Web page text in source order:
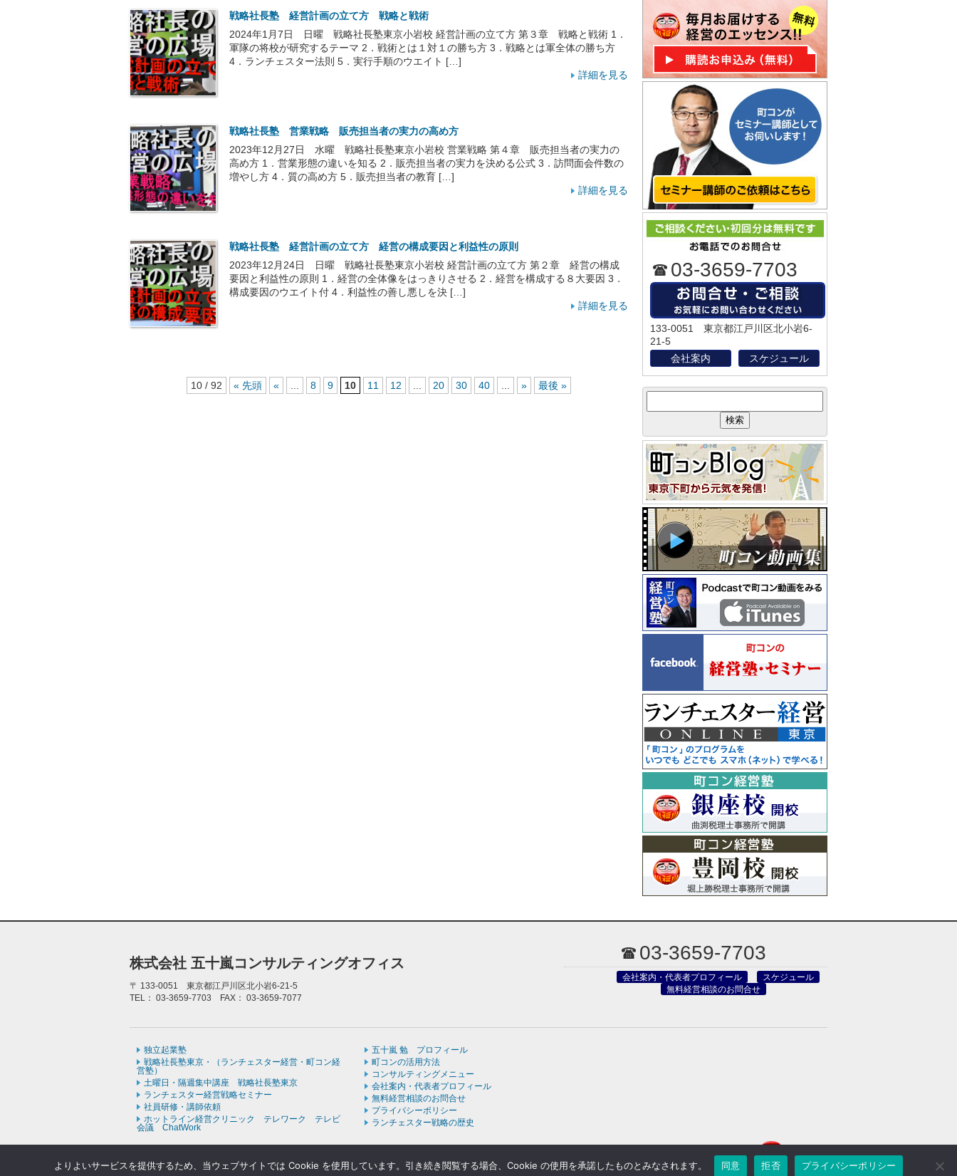
戦略社長塾 経営計画の立て方 戦略と戦術
2024年1月7日 日曜 戦略社長塾東京小岩校 経営計画の立て方 第３章 戦略と戦術 1．
軍隊の将校が研究するテーマ 2．戦術とは１対１の勝ち方 3．戦略とは軍全体の勝ち方
4．ランチェスター法則 5．実行手順のウエイト […]
詳細を見る
戦略社長塾 営業戦略 販売担当者の実力の高め方
2023年12月27日 水曜 戦略社長塾東京小岩校 営業戦略 第４章 販売担当者の実力の
高め方 1．営業形態の違いを知る 2．販売担当者の実力を決める公式 3．訪問面会件数の
増やし方 4．質の高め方 5．販売担当者の教育 […]
詳細を見る
戦略社長塾 経営計画の立て方 経営の構成要因と利益性の原則
2023年12月24日 日曜 戦略社長塾東京小岩校 経営計画の立て方 第２章 経営の構成
要因と利益性の原則 1．経営の全体像をはっきりさせる 2．経営を構成する８大要因 3．
構成要因のウエイト付 4．利益性の善し悪しを決 […]
詳細を見る
10 / 92 « 先頭 « ... 8 9 10 11 12 ... 20 30 40 ... » 最後 »
03-3659-7703
133-0051 東京都江戸川区北小岩6-
21-5
会社案内
スケジュール
イ
内
検
索
株式会社 五十嵐コンサルティングオフィス
〒 133-0051 東京都江戸川区北小岩6-21-5
TEL： 03-3659-7703 FAX： 03-3659-7077
03-3659-7703
会社案内・代表者プロフィール
スケジュール
無料経営相談のお問合せ
独立起業塾
戦略社長塾東京・（ランチェスター経営・町コン経
営塾）
土曜日・隔週集中講座 戦略社長塾東京
ランチェスター経営戦略セミナー
社員研修・講師依頼
ホットライン経営クリニック テレワーク テレビ
会議 ChatWork
五十嵐 勉 プロフィール
町コンの活用方法
コンサルティングメニュー
会社案内・代表者プロフィール
無料経営相談のお問合せ
プライバシーポリシー
ランチェスター戦略の歴史
Copyright © ランチェスターの法則を学ぶなら五十嵐コンサルティングオフィス All rights resereved. Powered by DJCOM Inc.
よりよいサービスを提供するため、当ウェブサイトでは Cookie を使用しています。引き続き閲覧する場合、Cookie の使用を承諾したものとみなされます。 同意 拒否 プライバシーポリシー